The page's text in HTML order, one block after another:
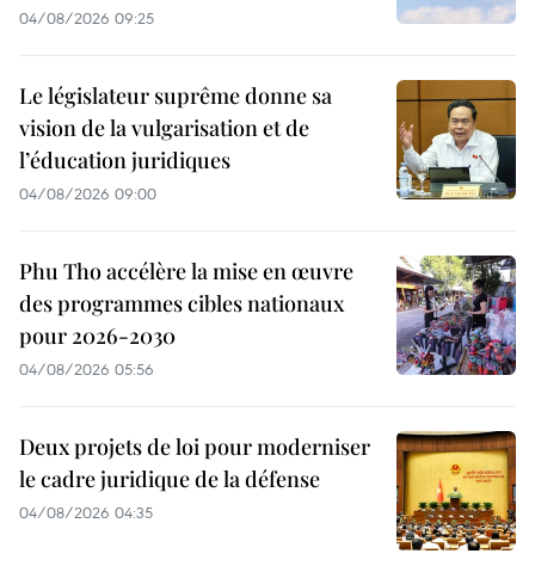
04/08/2026 09:25
Le législateur suprême donne sa
vision de la vulgarisation et de
l’éducation juridiques
04/08/2026 09:00
Phu Tho accélère la mise en œuvre
des programmes cibles nationaux
pour 2026-2030
04/08/2026 05:56
Deux projets de loi pour moderniser
le cadre juridique de la défense
04/08/2026 04:35